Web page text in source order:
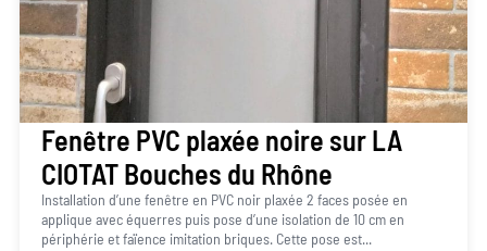
Fenêtre PVC plaxée noire sur LA
CIOTAT Bouches du Rhône
Installation d’une fenêtre en PVC noir plaxée 2 faces posée en
applique avec équerres puis pose d’une isolation de 10 cm en
périphérie et faïence imitation briques. Cette pose est...